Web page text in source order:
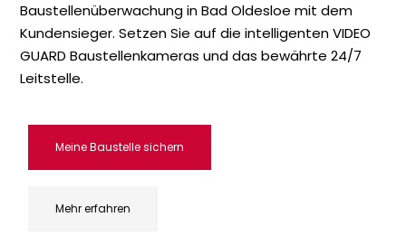
Baustellenüberwachung in Bad Oldesloe mit dem
Kundensieger. Setzen Sie auf die intelligenten VIDEO
GUARD Baustellenkameras und das bewährte 24/7
Leitstelle.
Meine Baustelle sichern
Mehr erfahren